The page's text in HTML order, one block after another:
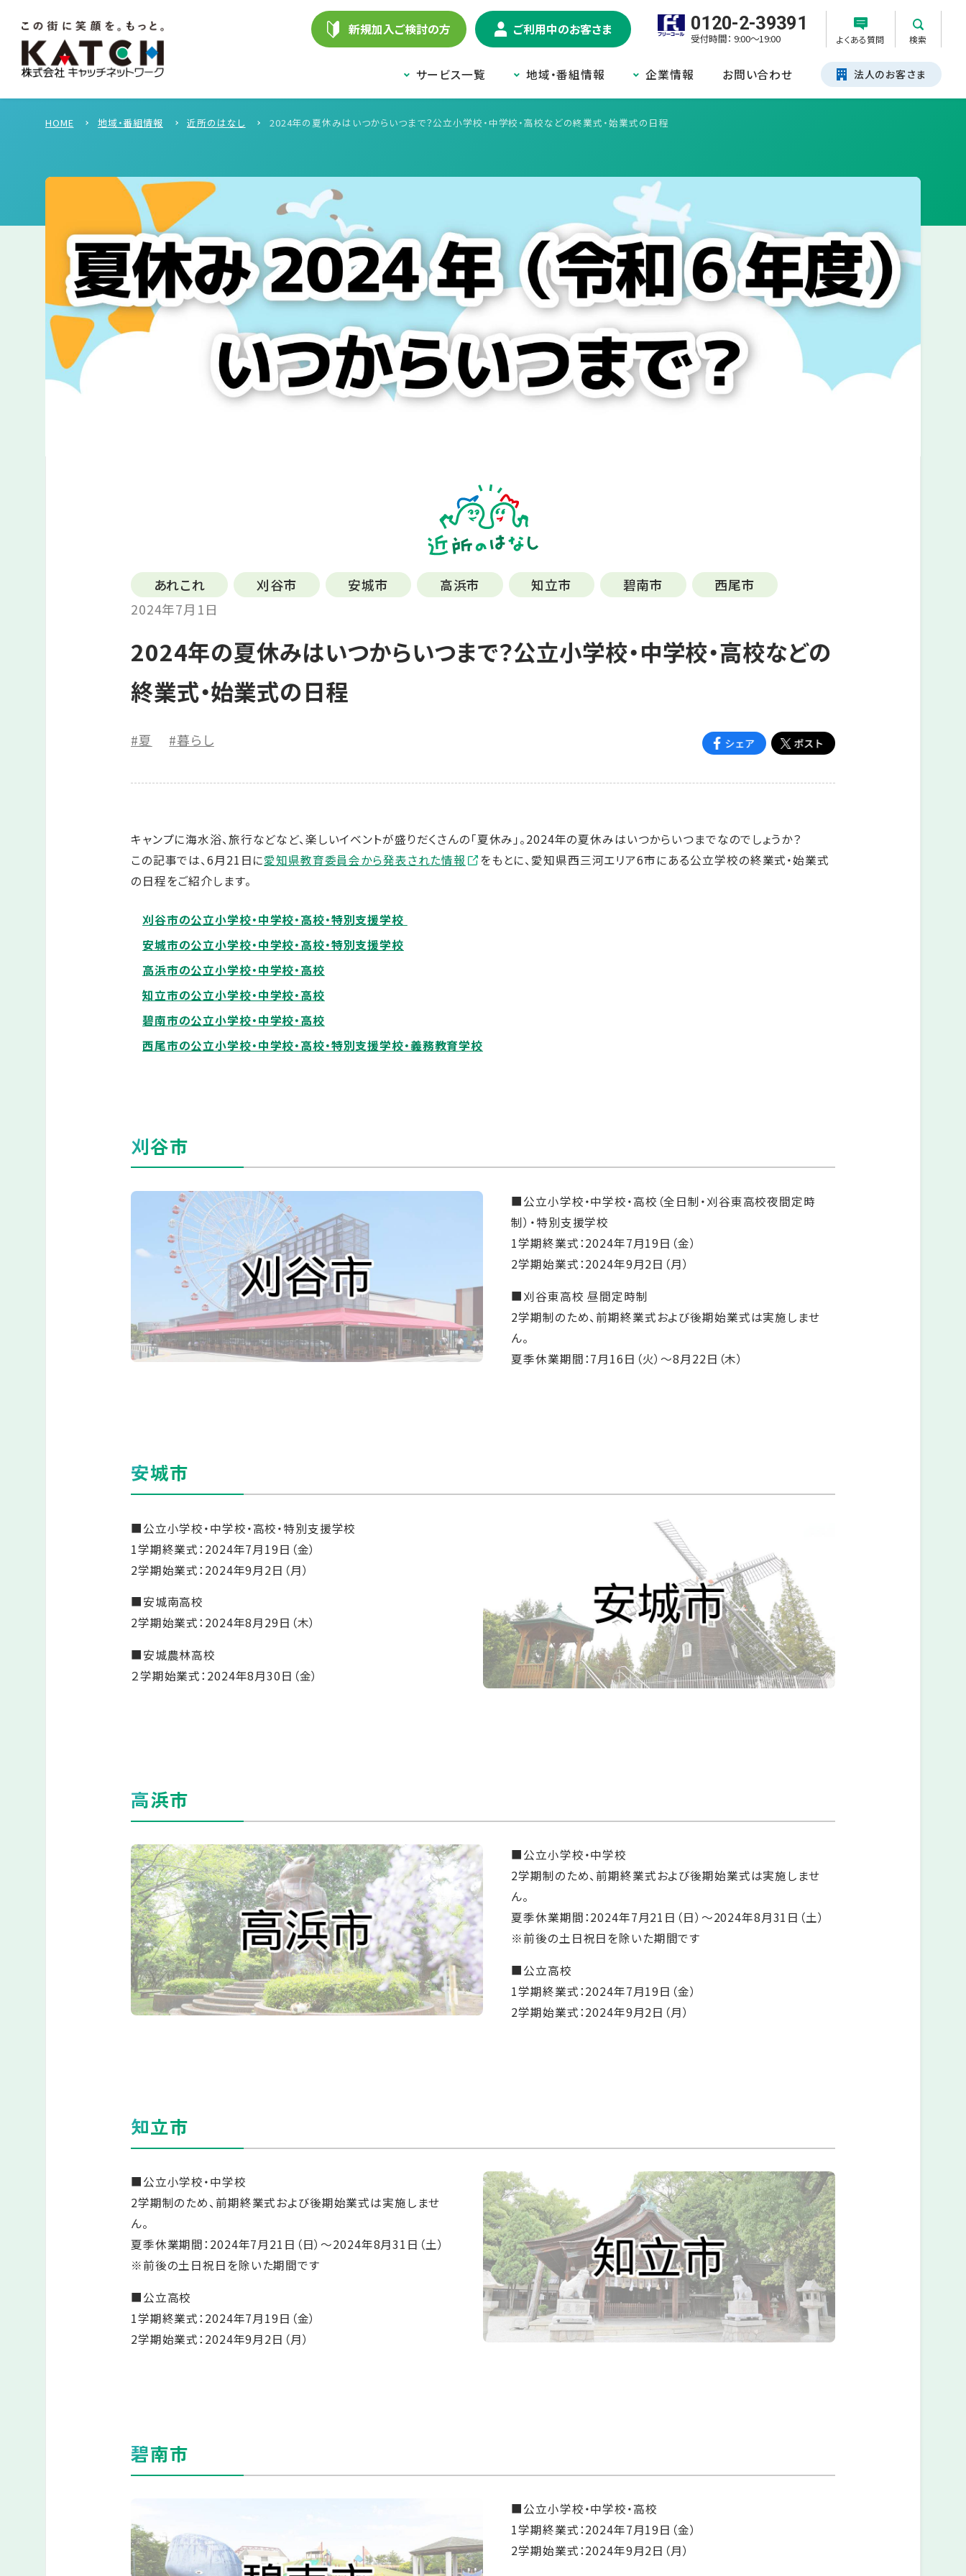
新規加入ご検討の方 ご利用中のお客さま 0120-2-39391
受付時間： 9:00～19:00 よくある質問 検索
サービス一覧 地域・番組情報 企業情報 お問い合わせ 法人のお客さま
HOME 地域・番組情報 近所のはなし 2024年の夏休みはいつからいつまで？公立小学校・中学校・高校などの終業式・始業式の日程
あれこれ 刈谷市 安城市 高浜市 知立市 碧南市
西尾市
2024年7月1日
2024年の夏休みはいつからいつまで？公立小学校・中学校・高校などの
終業式・始業式の日程
#夏 #暮らし
キャンプに海水浴、旅行などなど、楽しいイベントが盛りだくさんの「夏休み」。2024年の夏休みはいつからいつまでなのでしょうか？
この記事では、6月21日に愛知県教育委員会から発表された情報
をもとに、愛知県西三河エリア6市にある公立学校の終業式・始業式
の日程をご紹介します。
刈谷市の公立小学校・中学校・高校・特別支援学校
安城市の公立小学校・中学校・高校・特別支援学校
高浜市の公立小学校・中学校・高校
知立市の公立小学校・中学校・高校
碧南市の公立小学校・中学校・高校
西尾市の公立小学校・中学校・高校・特別支援学校・義務教育学校
刈谷市
■公立小学校・中学校・高校（全日制・刈谷東高校夜間定時
制）・特別支援学校
1学期終業式：2024年7月19日（金）
2学期始業式：2024年9月2日（月）
■刈谷東高校 昼間定時制
2学期制のため、前期終業式および後期始業式は実施しませ
ん。
夏季休業期間：7月16日（火）～8月22日（木）
安城市
■公立小学校・中学校・高校・特別支援学校
1学期終業式：2024年7月19日（金）
2学期始業式：2024年9月2日（月）
■安城南高校
2学期始業式：2024年8月29日（木）
■安城農林高校
２学期始業式：2024年8月30日（金）
高浜市
■公立小学校・中学校
2学期制のため、前期終業式および後期始業式は実施しませ
ん。
夏季休業期間：2024年7月21日（日）～2024年8月31日（土）
※前後の土日祝日を除いた期間です
■公立高校
1学期終業式：2024年7月19日（金）
2学期始業式：2024年9月2日（月）
知立市
■公立小学校・中学校
2学期制のため、前期終業式および後期始業式は実施しませ
ん。
夏季休業期間：2024年7月21日（日）～2024年8月31日（土）
※前後の土日祝日を除いた期間です
■公立高校
1学期終業式：2024年7月19日（金）
2学期始業式：2024年9月2日（月）
碧南市
■公立小学校・中学校・高校
1学期終業式：2024年7月19日（金）
2学期始業式：2024年9月2日（月）